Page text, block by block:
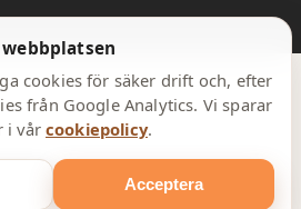
cookies för säker drift och, efter
från Google Analytics. Vi sparar
i vår cookiepolicy.
Acceptera